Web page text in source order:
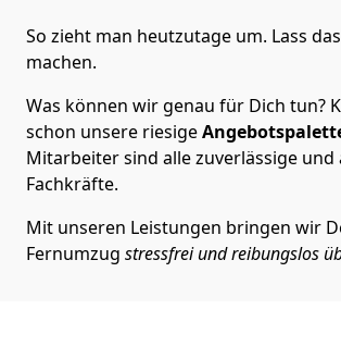
So zieht man heutzutage um. Lass
machen.
Was können wir genau für Dich tun?
schon unsere riesige
Mitarbeiter sind alle zuverlässige und
Fachkräfte.
Mit unseren Leistungen bringen wir
Fernumzug stressfrei und reibungslos